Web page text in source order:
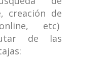
creación de
etc)
de las